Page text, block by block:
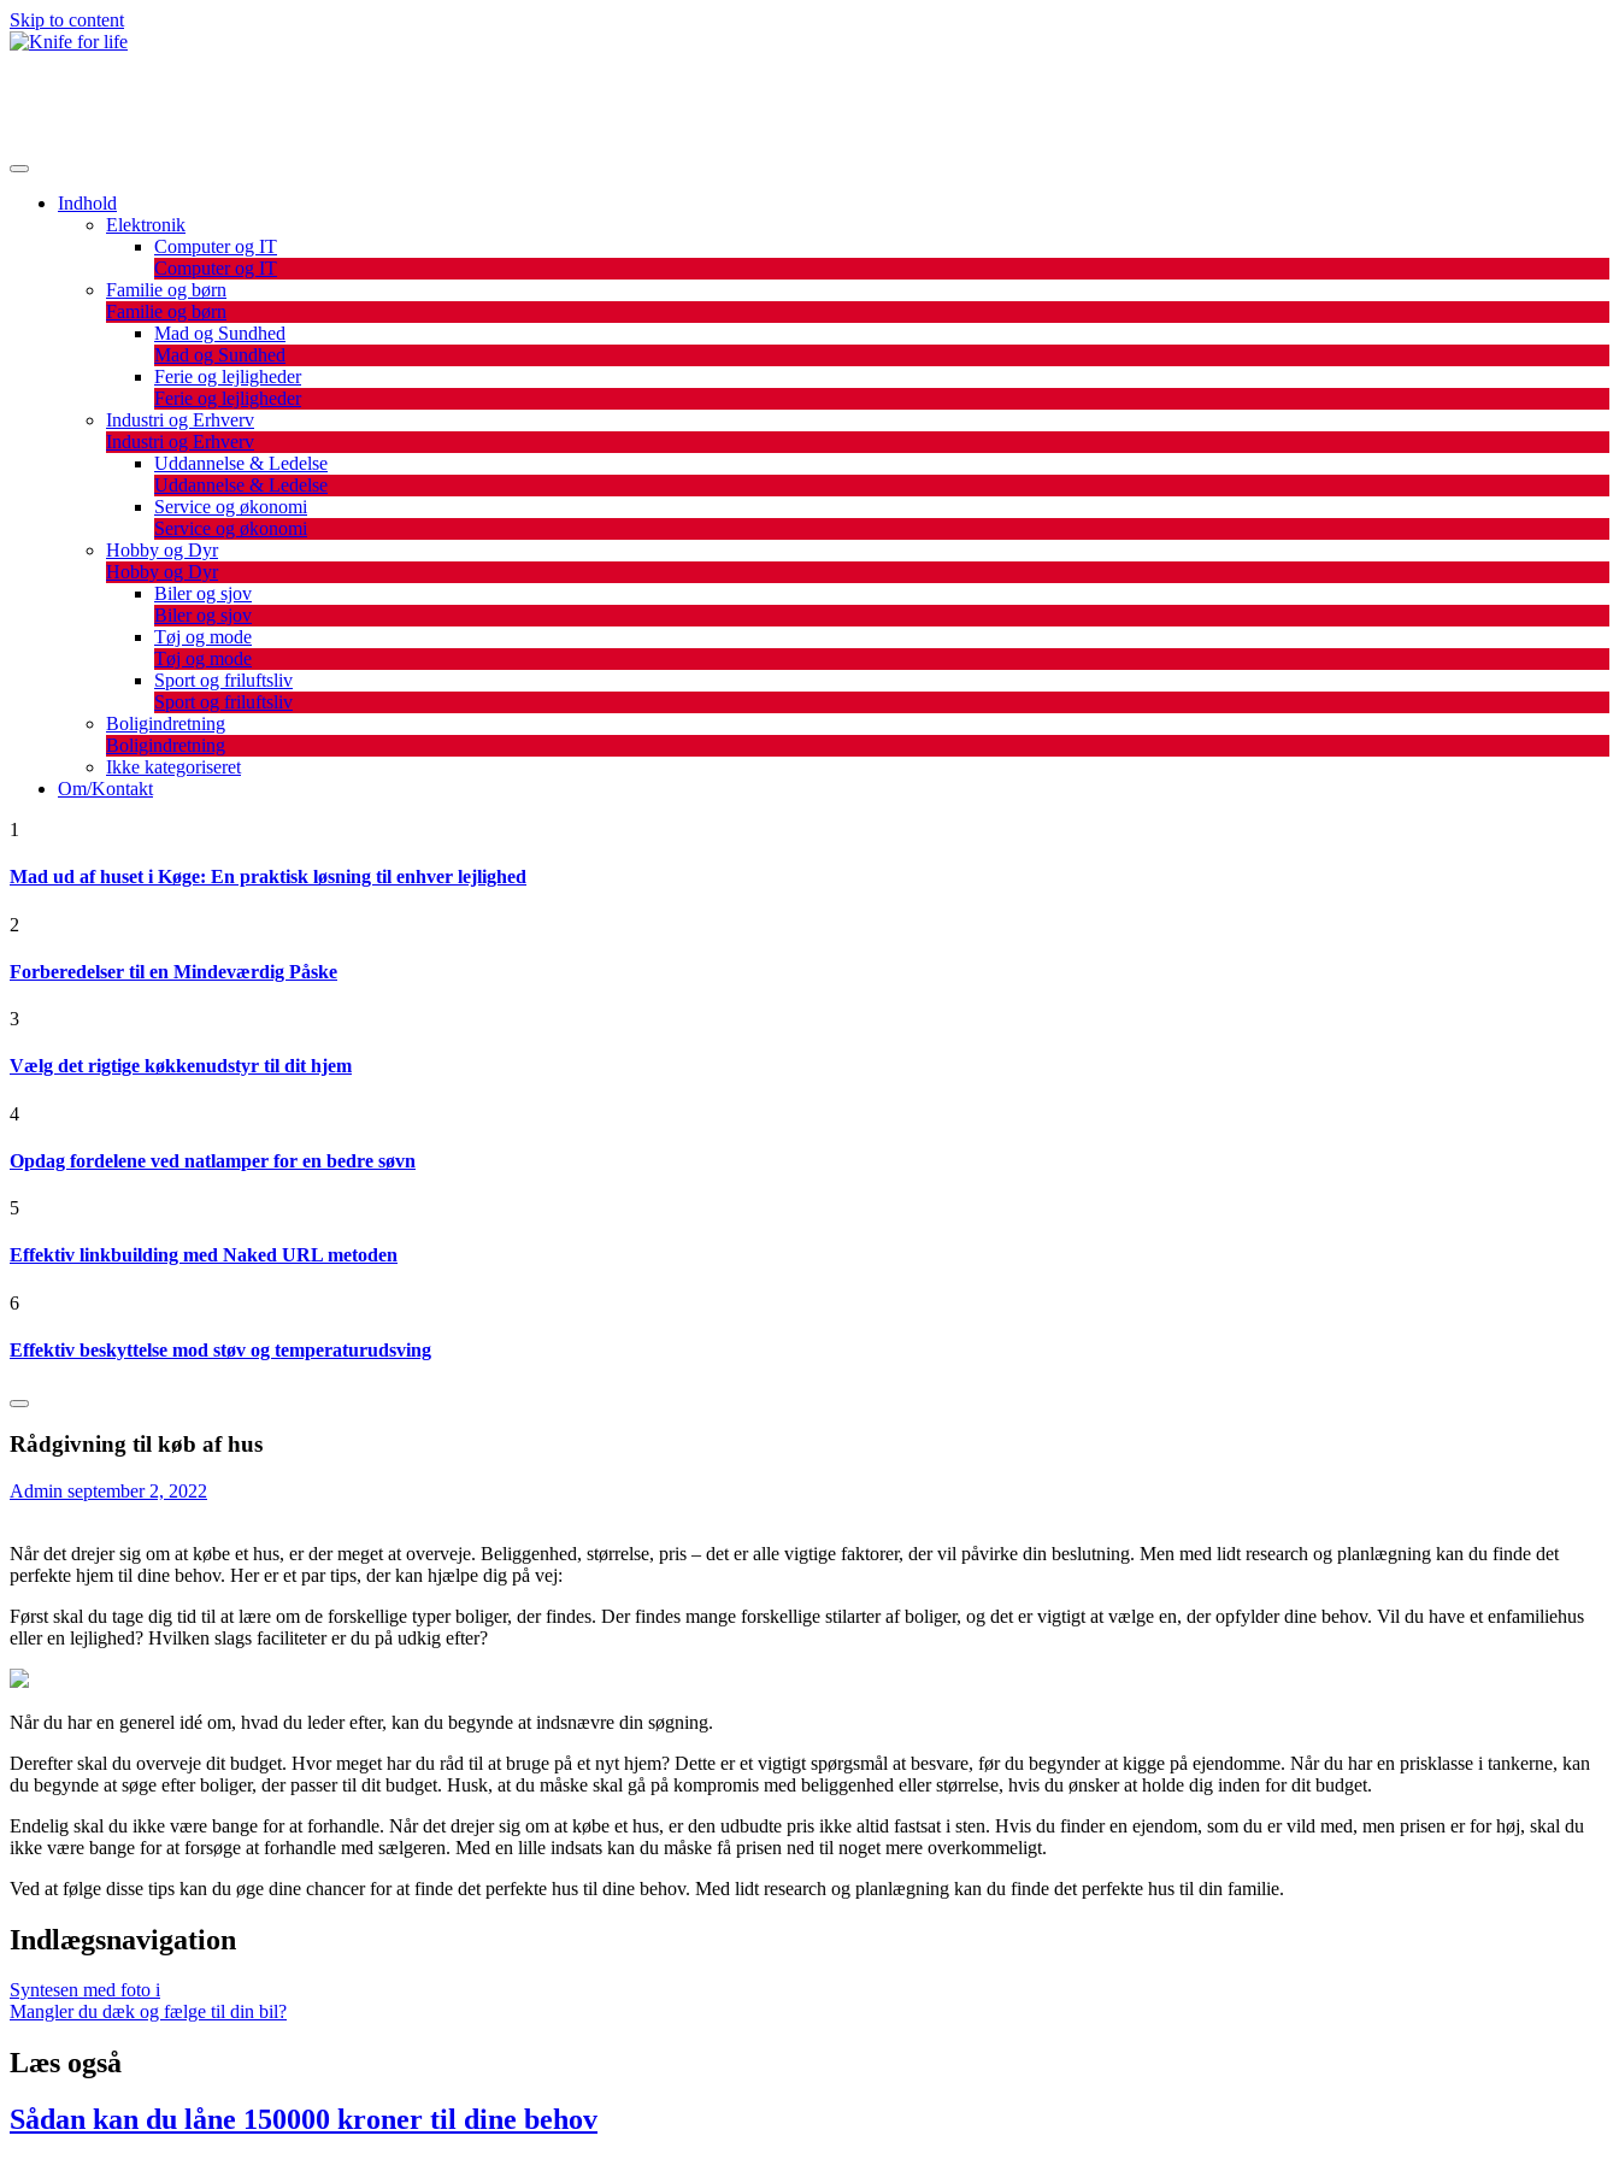
Skip to content
Indhold
Elektronik
Computer og IT
Computer og IT
Familie og børn
Familie og børn
Mad og Sundhed
Mad og Sundhed
Ferie og lejligheder
Ferie og lejligheder
Industri og Erhverv
Industri og Erhverv
Uddannelse & Ledelse
Uddannelse & Ledelse
Service og økonomi
Service og økonomi
Hobby og Dyr
Hobby og Dyr
Biler og sjov
Biler og sjov
Tøj og mode
Tøj og mode
Sport og friluftsliv
Sport og friluftsliv
Boligindretning
Boligindretning
Ikke kategoriseret
Om/Kontakt
1
Mad ud af huset i Køge: En praktisk løsning til enhver lejlighed
2
Forberedelser til en Mindeværdig Påske
3
Vælg det rigtige køkkenudstyr til dit hjem
4
Opdag fordelene ved natlamper for en bedre søvn
5
Effektiv linkbuilding med Naked URL metoden
6
Effektiv beskyttelse mod støv og temperaturudsving
Rådgivning til køb af hus
Admin september 2, 2022
Når det drejer sig om at købe et hus, er der meget at overveje. Beliggenhed, størrelse, pris – det er alle vigtige faktorer, der vil påvirke din beslutning. Men med lidt research og planlægning kan du finde det
perfekte hjem til dine behov. Her er et par tips, der kan hjælpe dig på vej:
Først skal du tage dig tid til at lære om de forskellige typer boliger, der findes. Der findes mange forskellige stilarter af boliger, og det er vigtigt at vælge en, der opfylder dine behov. Vil du have et enfamiliehus
eller en lejlighed? Hvilken slags faciliteter er du på udkig efter?
Når du har en generel idé om, hvad du leder efter, kan du begynde at indsnævre din søgning.
Derefter skal du overveje dit budget. Hvor meget har du råd til at bruge på et nyt hjem? Dette er et vigtigt spørgsmål at besvare, før du begynder at kigge på ejendomme. Når du har en prisklasse i tankerne, kan
du begynde at søge efter boliger, der passer til dit budget. Husk, at du måske skal gå på kompromis med beliggenhed eller størrelse, hvis du ønsker at holde dig inden for dit budget.
Endelig skal du ikke være bange for at forhandle. Når det drejer sig om at købe et hus, er den udbudte pris ikke altid fastsat i sten. Hvis du finder en ejendom, som du er vild med, men prisen er for høj, skal du
ikke være bange for at forsøge at forhandle med sælgeren. Med en lille indsats kan du måske få prisen ned til noget mere overkommeligt.
Ved at følge disse tips kan du øge dine chancer for at finde det perfekte hus til dine behov. Med lidt research og planlægning kan du finde det perfekte hus til din familie.
Indlægsnavigation
Syntesen med foto i
Mangler du dæk og fælge til din bil?
Læs også
Sådan kan du låne 150000 kroner til dine behov